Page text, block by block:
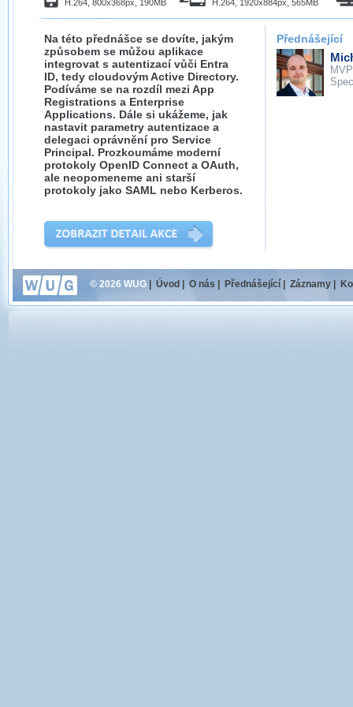
H.264, 800x368px, 190MB H.264, 1920x884px, 565MB
Na této přednášce se dovíte, jakým
způsobem se můžou aplikace
integrovat s autentizací vůči Entra
ID, tedy cloudovým Active Directory.
Podíváme se na rozdíl mezi App
Registrations a Enterprise
Applications. Dále si ukážeme, jak
nastavit parametry autentizace a
delegaci oprávnění pro Service
Principal. Prozkoumáme moderní
protokoly OpenID Connect a OAuth,
ale neopomeneme ani starší
protokoly jako SAML nebo Kerberos.
Přednášející
MVP
© 2026 WUG Úvod O nás Přednášející Záznamy